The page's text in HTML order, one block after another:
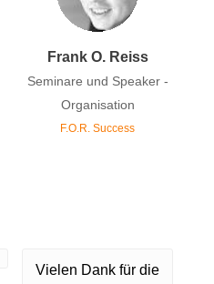
Frank O. Reiss
Seminare und Speaker -
Organisation
F.O.R. Success
Vielen Dank für die